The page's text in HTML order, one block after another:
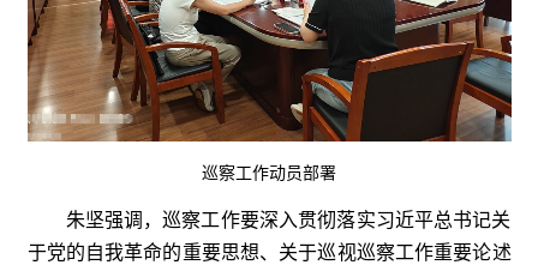
巡察工作动员部署
朱坚强调，巡察工作要深入贯彻落实习近平总书记关
于党的自我革命的重要思想、关于巡视巡察工作重要论述